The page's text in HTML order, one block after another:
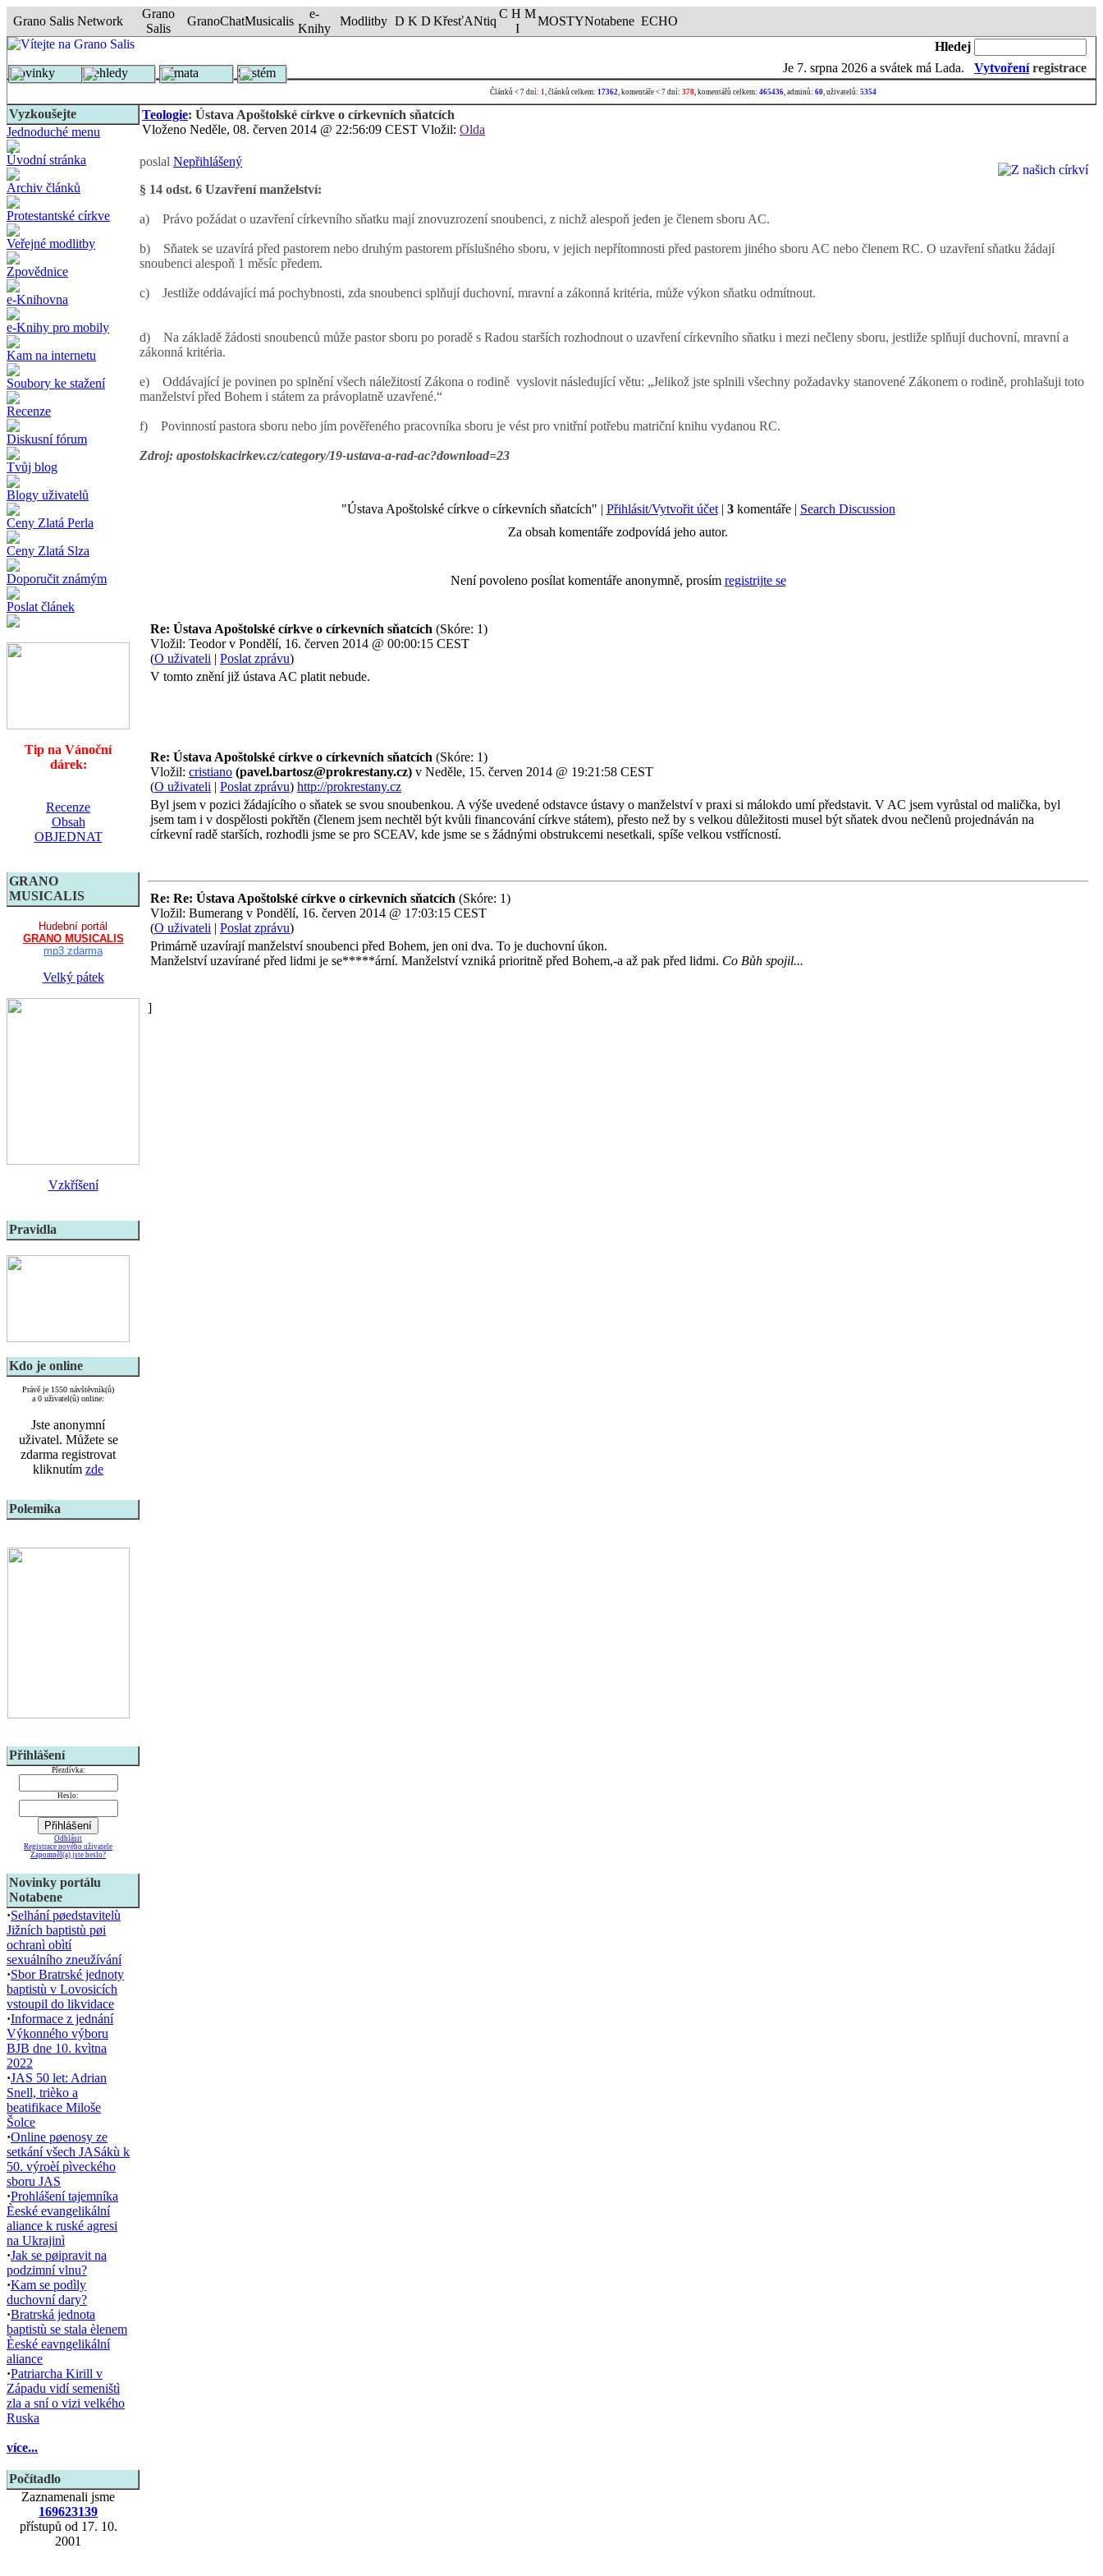
Novinky Přehledy Témata Systém
Grano Salis Network
Grano
Salis
GranoChatMusicalis
e-
Knihy
Modlitby D K D KřesťANtiq
C H M
I
MOSTYNotabene ECHO
Hledej
Je 7. srpna 2026 a svátek má Lada. Vytvořeníregistrace
Článků < 7 dní: 1, článků celkem: 17362, komentáře < 7 dní: 378, komentářů celkem: 465436, adminů: 60, uživatelů: 5354
Vyzkoušejte
Jednoduché menu
Úvodní stránka
Archiv článků
Protestantské církve
Veřejné modlitby
Zpovědnice
e-Knihovna
e-Knihy pro mobily
Kam na internetu
Soubory ke stažení
Recenze
Diskusní fórum
Tvůj blog
Blogy uživatelů
Ceny Zlatá Perla
Ceny Zlatá Slza
Doporučit známým
Poslat článek
Tip na Vánoční
dárek:
Recenze
Obsah
OBJEDNAT
GRANO
MUSICALIS
Hudební portál
GRANO MUSICALIS
mp3 zdarma
Velký pátek
Vzkříšení
Pravidla
Kdo je online
Právě je 1550 návštěvník(ů)
a 0 uživatel(ů) online:
Jste anonymní
uživatel. Můžete se
zdarma registrovat
kliknutím zde
Polemika
Přihlášení
Přezdívka:
Heslo:
Odhlásit
Registrace nového uživatele
Zapomněl(a) jste heslo?
Novinky portálu
Notabene
·Selhání pøedstavitelù
Jižních baptistù pøi
ochranì obìtí
sexuálního zneužívání
·Sbor Bratrské jednoty
baptistù v Lovosicích
vstoupil do likvidace
·Informace z jednání
Výkonného výboru
BJB dne 10. kvìtna
2022
·JAS 50 let: Adrian
Snell, trièko a
beatifikace Miloše
Šolce
·Online pøenosy ze
setkání všech JASákù k
50. výroèí pìveckého
sboru JAS
·Prohlášení tajemníka
Èeské evangelikální
aliance k ruské agresi
na Ukrajinì
·Jak se pøipravit na
podzimní vlnu?
·Kam se podìly
duchovní dary?
·Bratrská jednota
baptistù se stala èlenem
Èeské eavngelikální
aliance
·Patriarcha Kirill v
Západu vidí semeništì
zla a sní o vizi velkého
Ruska
více...
Počítadlo
Zaznamenali jsme
169623139
přístupů od 17. 10.
2001
Teologie: Ústava Apoštolské církve o církevních sňatcích
Vloženo Neděle, 08. červen 2014 @ 22:56:09 CEST Vložil: Olda
poslal Nepřihlášený
§ 14 odst. 6 Uzavření manželství:
a) Právo požádat o uzavření církevního sňatku mají znovuzrození snoubenci, z nichž alespoň jeden je členem sboru AC.
b) Sňatek se uzavírá před pastorem nebo druhým pastorem příslušného sboru, v jejich nepřítomnosti před pastorem jiného sboru AC nebo členem RC. O uzavření sňatku žádají
snoubenci alespoň 1 měsíc předem.
c) Jestliže oddávající má pochybnosti, zda snoubenci splňují duchovní, mravní a zákonná kritéria, může výkon sňatku odmítnout.
d) Na základě žádosti snoubenců může pastor sboru po poradě s Radou starších rozhodnout o uzavření církevního sňatku i mezi nečleny sboru, jestliže splňují duchovní, mravní a
zákonná kritéria.
e) Oddávající je povinen po splnění všech náležitostí Zákona o rodině vyslovit následující větu: „Jelikož jste splnili všechny požadavky stanovené Zákonem o rodině, prohlašuji toto
manželství před Bohem i státem za právoplatně uzavřené.“
f) Povinností pastora sboru nebo jím pověřeného pracovníka sboru je vést pro vnitřní potřebu matriční knihu vydanou RC.
Zdroj: apostolskacirkev.cz/category/19-ustava-a-rad-ac?download=23
"Ústava Apoštolské církve o církevních sňatcích" | Přihlásit/Vytvořit účet| 3komentáře | Search Discussion
Za obsah komentáře zodpovídá jeho autor.
Není povoleno posílat komentáře anonymně, prosím registrijte se
Re: Ústava Apoštolské církve o církevních sňatcích (Skóre: 1)
Vložil: Teodor v Pondělí, 16. červen 2014 @ 00:00:15 CEST
(O uživateli | Poslat zprávu)
V tomto znění již ústava AC platit nebude.
Re: Ústava Apoštolské církve o církevních sňatcích (Skóre: 1)
Vložil: cristiano (pavel.bartosz@prokrestany.cz) v Neděle, 15. červen 2014 @ 19:21:58 CEST
(O uživateli | Poslat zprávu) http://prokrestany.cz
Byl jsem v pozici žádajícího o sňatek se svou snoubenkou. A výše uvedené odstavce ústavy o manželství v praxi si málokdo umí představit. V AC jsem vyrůstal od malička, byl
jsem tam i v dospělosti pokřtěn (členem jsem nechtěl být kvůli financování církve státem), přesto než by s velkou důležitosti musel být sňatek dvou nečlenů projednáván na
církevní radě starších, rozhodli jsme se pro SCEAV, kde jsme se s žádnými obstrukcemi nesetkali, spíše velkou vstřícností.
Re: Re: Ústava Apoštolské církve o církevních sňatcích (Skóre: 1)
Vložil: Bumerang v Pondělí, 16. červen 2014 @ 17:03:15 CEST
(O uživateli | Poslat zprávu)
Primárně uzavírají manželství snoubenci před Bohem, jen oni dva. To je duchovní úkon.
Manželství uzavírané před lidmi je se*****ární. Manželství vzniká prioritně před Bohem,-a až pak před lidmi. Co Bůh spojil...
]